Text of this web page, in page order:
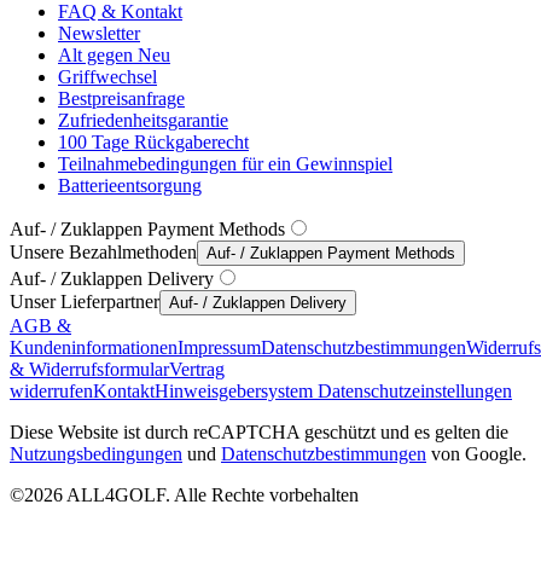
FAQ & Kontakt
Newsletter
Alt gegen Neu
Griffwechsel
Bestpreisanfrage
Zufriedenheitsgarantie
100 Tage Rückgaberecht
Teilnahmebedingungen für ein Gewinnspiel
Batterieentsorgung
Auf- / Zuklappen Payment Methods
Unsere Bezahlmethoden Auf- / Zuklappen Payment Methods
Auf- / Zuklappen Delivery
Unser Lieferpartner Auf- / Zuklappen Delivery
AGB &
KundeninformationenImpressumDatenschutzbestimmungen
& WiderrufsformularVertrag
widerrufenKontaktHinweisgebersystem Datenschutzeinstellungen
Diese Website ist durch reCAPTCHA geschützt und es gelten die
Nutzungsbedingungen und Datenschutzbestimmungen von Google.
©2026 ALL4GOLF. Alle Rechte vorbehalten